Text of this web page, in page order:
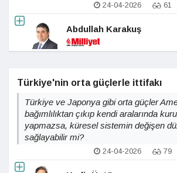
24-04-2026 61
Abdullah Karakuş
Türkiye'nin orta güçlerle ittifakı
Türkiye ve Japonya gibi orta güçler
bağımlılıktan çıkıp kendi aralarında
yapmazsa, küresel sistemin değişen
sağlayabilir mi?
24-04-2026 79